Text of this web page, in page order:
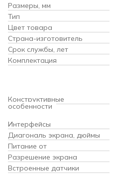
Размеры, мм
Тип
Цвет товара
Страна-изготовитель
Срок службы, лет
Комплектация
Конструктивные
особенности
Интерфейсы
Диагональ экрана, дюймы
Питание от
Разрешение экрана
Встроенные датчики